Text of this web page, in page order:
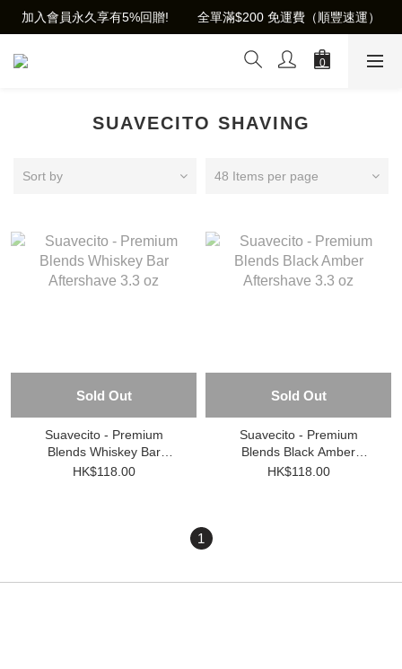
加入會員永久享有5%回贈!        全單滿$200 免運費（順豐速運）
SUAVECITO SHAVING
Sort by 48 Items per page
Sold Out
Suavecito - Premium
Blends Whiskey Bar
Aftershave 3.3 oz
HK$118.00
Sold Out
Suavecito - Premium
Blends Black Amber
Aftershave 3.3 oz
HK$118.00
1